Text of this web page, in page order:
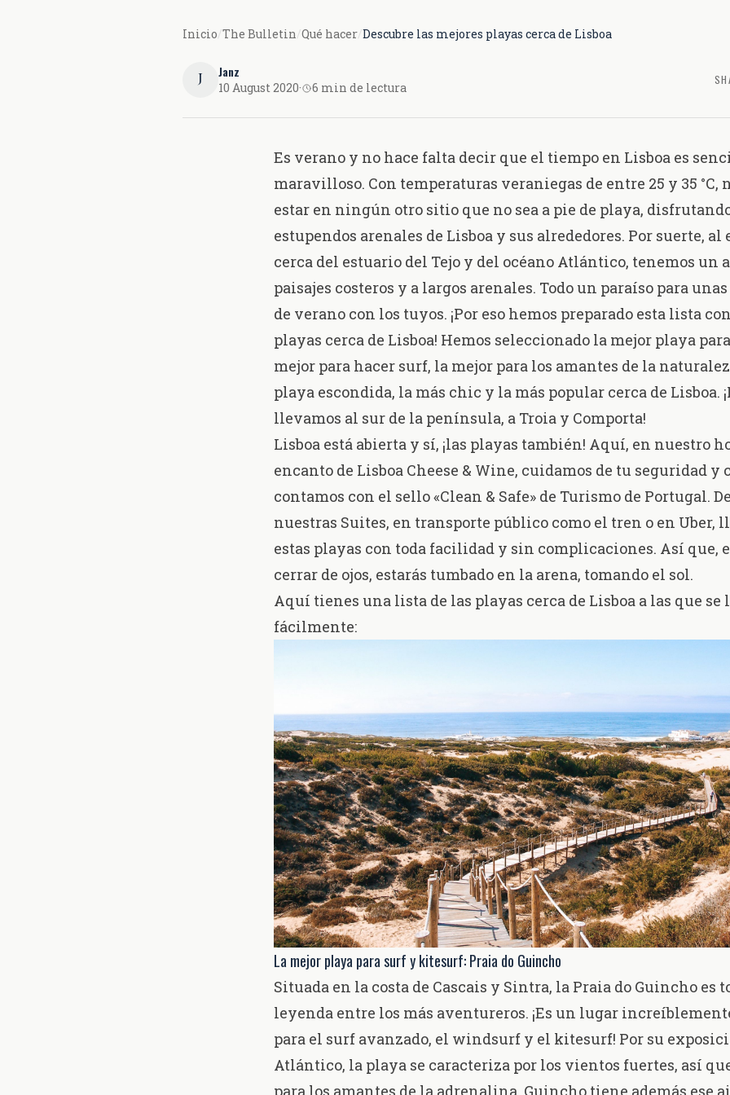
Inicio/The Bulletin/Qué hacer/Descubre las mejores playas cerca de Lisboa
J Janz
10 August 2020· 6 min de lectura
Es verano y no hace falta decir que el tiempo en Lisboa es
maravilloso. Con temperaturas veraniegas de entre 25 y 35 °C,
estar en ningún otro sitio que no sea a pie de playa,
estupendos arenales de Lisboa y sus alrededores. Por suerte, al
cerca del estuario del Tejo y del océano Atlántico, tenemos un
paisajes costeros y a largos arenales. Todo un paraíso para
de verano con los tuyos. ¡Por eso hemos preparado esta lista
playas cerca de Lisboa! Hemos seleccionado la mejor playa
mejor para hacer surf, la mejor para los amantes de la
playa escondida, la más chic y la más popular cerca de Lisboa.
llevamos al sur de la península, a Troia y Comporta!
Lisboa está abierta y sí, ¡las playas también! Aquí, en nuestro
encanto de Lisboa Cheese & Wine, cuidamos de tu seguridad y
contamos con el sello «Clean & Safe» de Turismo de Portugal.
nuestras Suites, en transporte público como el tren o en Uber,
estas playas con toda facilidad y sin complicaciones. Así que,
cerrar de ojos, estarás tumbado en la arena, tomando el sol.
Aquí tienes una lista de las playas cerca de Lisboa a las que se
fácilmente:
La mejor playa para surf y kitesurf: Praia do Guincho
Situada en la costa de Cascais y Sintra, la Praia do Guincho es
leyenda entre los más aventureros. ¡Es un lugar
para el surf avanzado, el windsurf y el kitesurf! Por su
Atlántico, la playa se caracteriza por los vientos fuertes, así
para los amantes de la adrenalina. Guincho tiene además ese